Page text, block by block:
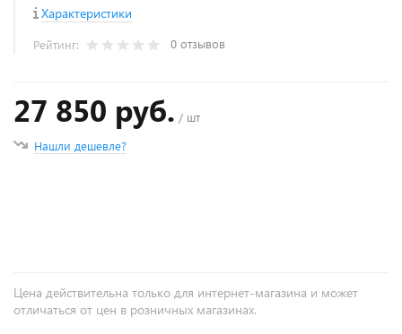
Характеристики
Рейтинг: 0 отзывов
27 850 руб. / шт
Нашли дешевле?
Цена действительна только для интернет-магазина и может
отличаться от цен в розничных магазинах.